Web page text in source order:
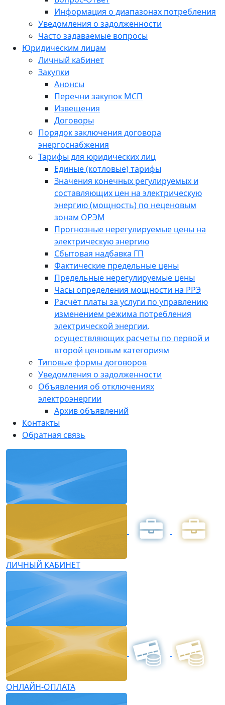
Информация о диапазонах потребления
Уведомления о задолженности
Часто задаваемые вопросы
Юридическим лицам
Личный кабинет
Закупки
Анонсы
Перечни закупок МСП
Извещения
Договоры
Порядок заключения договора
энергоснабжения
Тарифы для юридических лиц
Единые (котловые) тарифы
Значения конечных регулируемых и
составляющих цен на электрическую
энергию (мощность) по неценовым
зонам ОРЭМ
Прогнозные нерегулируемые цены на
электрическую энергию
Сбытовая надбавка ГП
Фактические предельные цены
Предельные нерегулируемые цены
Часы определения мощности на РРЭ
Расчёт платы за услуги по управлению
изменением режима потребления
электрической энергии,
осуществляющих расчеты по первой и
второй ценовым категориям
Типовые формы договоров
Уведомления о задолженности
Объявления об отключениях
электроэнергии
Архив объявлений
Контакты
Обратная связь
ЛИЧНЫЙ КАБИНЕТ
ОНЛАЙН-ОПЛАТА